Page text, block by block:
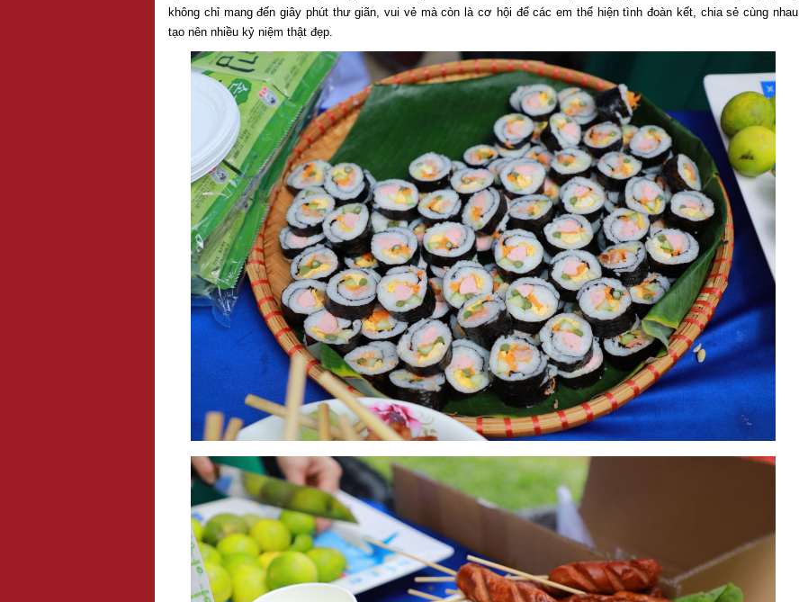
không chỉ mang đến giây phút thư giãn, vui vẻ mà còn là cơ hội để các em thể hiện tình đoàn kết, chia sẻ cùng nhau
tạo nên nhiều kỷ niệm thật đẹp.